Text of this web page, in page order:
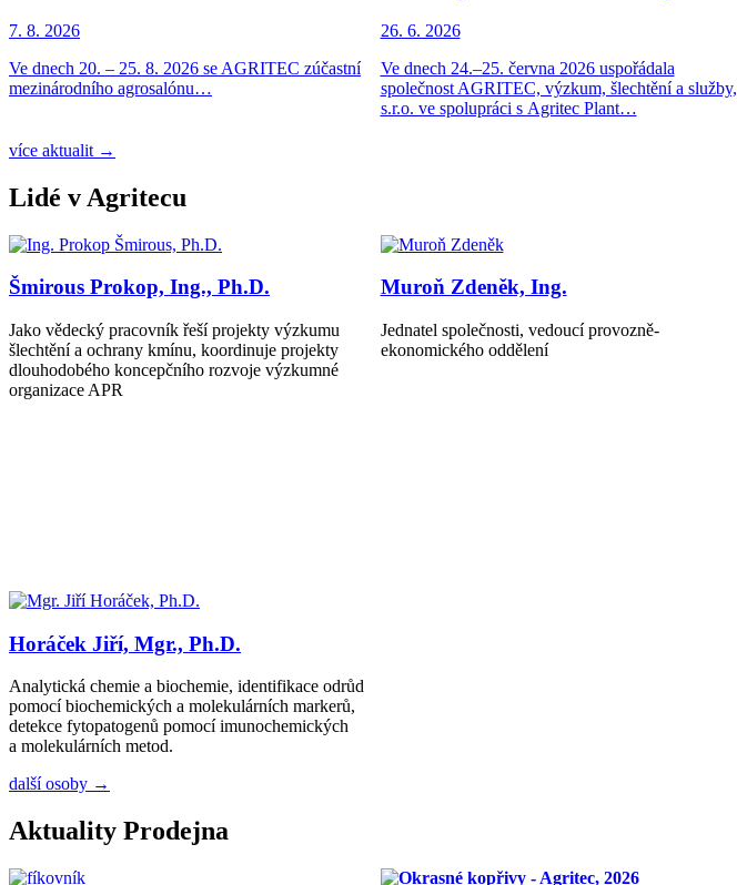
7. 8. 2026
Ve dnech 20. – 25. 8. 2026 se AGRITEC zúčastní
mezinárodního agrosalónu…
26. 6. 2026
Ve dnech 24.–25. června 2026 uspořádala
společnost AGRITEC, výzkum, šlechtění a služby,
s.r.o. ve spolupráci s Agritec Plant…
více aktualit →
Lidé v Agritecu
Šmirous Prokop, Ing., Ph.D.
Jako vědecký pracovník řeší projekty výzkumu
šlechtění a ochrany kmínu, koordinuje projekty
dlouhodobého koncepčního rozvoje výzkumné
organizace APR
Muroň Zdeněk, Ing.
Jednatel společnosti, vedoucí provozně-
ekonomického oddělení
Horáček Jiří, Mgr., Ph.D.
Analytická chemie a biochemie, identifikace odrůd
pomocí biochemických a molekulárních markerů,
detekce fytopatogenů pomocí imunochemických
a molekulárních metod.
další osoby →
Aktuality Prodejna